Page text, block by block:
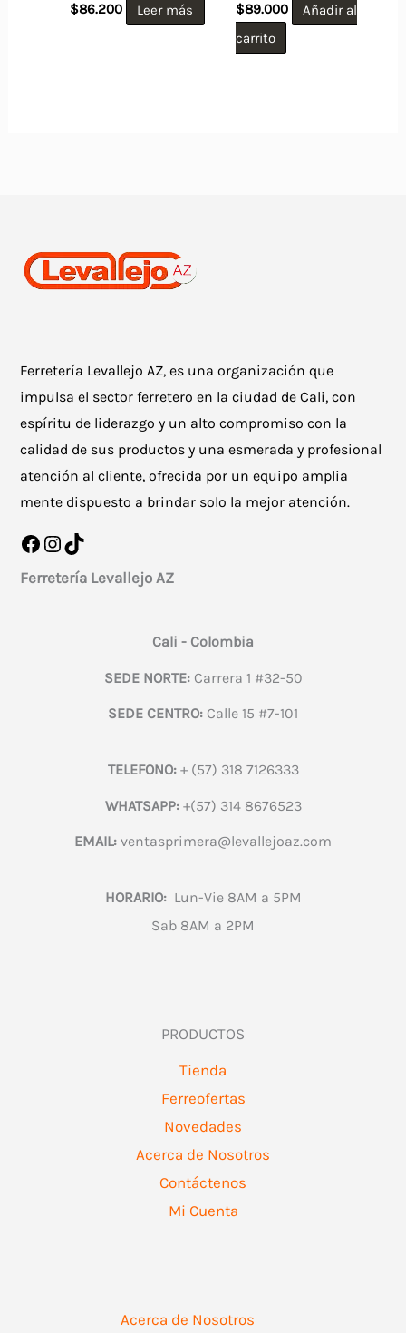
$86.200 Leer más $89.000
Añadir al
carrito
Ferretería Levallejo AZ, es una organización que
impulsa el sector ferretero en la ciudad de Cali, con
espíritu de liderazgo y un alto compromiso con la
calidad de sus productos y una esmerada y profesional
atención al cliente, ofrecida por un equipo amplia
mente dispuesto a brindar solo la mejor atención.
Facebook
Instagram
TikTok
Ferretería Levallejo AZ
Cali - Colombia
SEDE NORTE:Carrera 1 #32-50
SEDE CENTRO: Calle 15 #7-101
TELEFONO:+ (57) 318 7126333
WHATSAPP:+(57) 314 8676523
EMAIL: ventasprimera@levallejoaz.com
HORARIO:Lun-Vie 8AM a 5PM
Sab 8AM a 2PM
PRODUCTOS
Tienda
Ferreofertas
Novedades
Acerca de Nosotros
Contáctenos
Mi Cuenta
Acerca de Nosotros